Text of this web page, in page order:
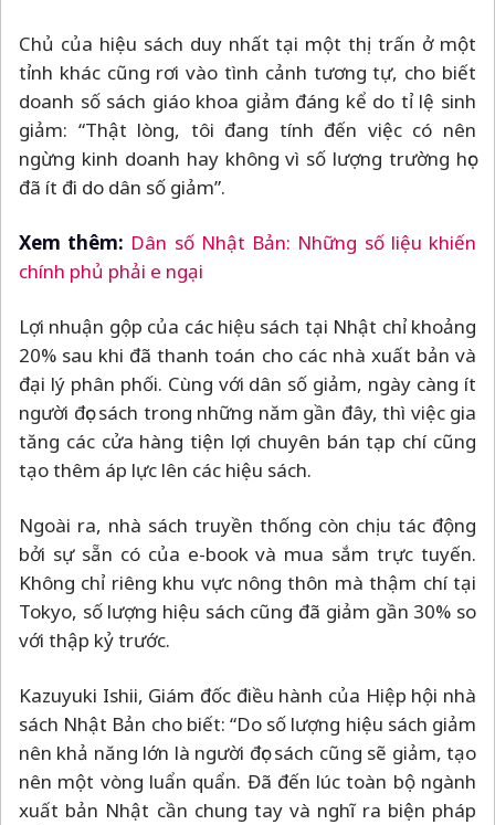
Chủ của hiệu sách duy nhất tại một thị trấn ở một
tỉnh khác cũng rơi vào tình cảnh tương tự, cho biết
doanh số sách giáo khoa giảm đáng kể do tỉ lệ sinh
giảm: “Thật lòng, tôi đang tính đến việc có nên
ngừng kinh doanh hay không vì số lượng trường học
đã ít đi do dân số giảm”.
Xem thêm: Dân số Nhật Bản: Những số liệu khiến
chính phủ phải e ngại
Lợi nhuận gộp của các hiệu sách tại Nhật chỉ khoảng
20% sau khi đã thanh toán cho các nhà xuất bản và
đại lý phân phối. Cùng với dân số giảm, ngày càng ít
người đọc sách trong những năm gần đây, thì việc gia
tăng các cửa hàng tiện lợi chuyên bán tạp chí cũng
tạo thêm áp lực lên các hiệu sách.
Ngoài ra, nhà sách truyền thống còn chịu tác động
bởi sự sẵn có của e-book và mua sắm trực tuyến.
Không chỉ riêng khu vực nông thôn mà thậm chí tại
Tokyo, số lượng hiệu sách cũng đã giảm gần 30% so
với thập kỷ trước.
Kazuyuki Ishii, Giám đốc điều hành của Hiệp hội nhà
sách Nhật Bản cho biết: “Do số lượng hiệu sách giảm
nên khả năng lớn là người đọc sách cũng sẽ giảm, tạo
nên một vòng luẩn quẩn. Đã đến lúc toàn bộ ngành
xuất bản Nhật cần chung tay và nghĩ ra biện pháp